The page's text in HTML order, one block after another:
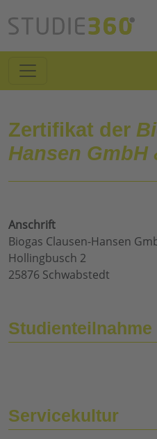
Zertifikat der
Hansen GmbH
Anschrift
Biogas Clausen-Hansen
Hollingbusch 2
25876 Schwabstedt
Studienteilnahme
Servicekultur